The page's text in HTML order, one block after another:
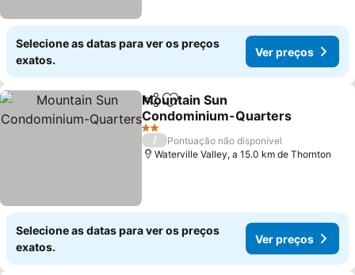
Selecione as datas para ver os preços
exatos.
Ver preços
PartilharAdicionar aos favoritos
Mountain Sun
Condominium-Quarters
2 Estrelas
/
Pontuação não disponível
Waterville Valley, a 15.0 km de Thornton
Selecione as datas para ver os preços
exatos.
Ver preços